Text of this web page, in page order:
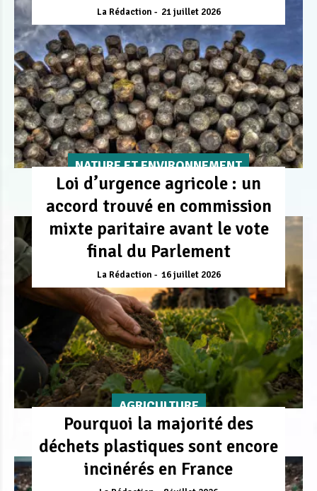
La Rédaction 21 juillet 2026
NATURE ET ENVIRONNEMENT
Loi d’urgence agricole : un
accord trouvé en commission
mixte paritaire avant le vote
final du Parlement
La Rédaction 16 juillet 2026
AGRICULTURE
Pourquoi la majorité des
déchets plastiques sont encore
incinérés en France